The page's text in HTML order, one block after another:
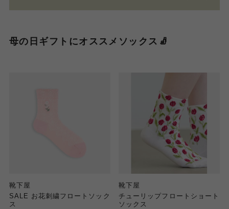
母の日ギフトにオススメソックス🧦
靴下屋
SALE お花刺繍フロートソック
ス
靴下屋
チューリップフロートショート
ソックス